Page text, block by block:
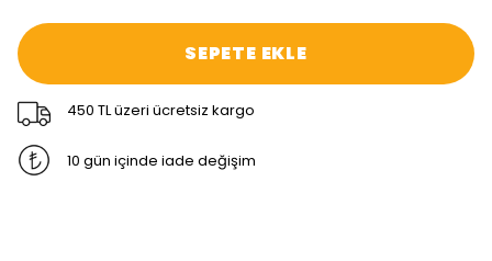
SEPETE EKLE
450 TL üzeri ücretsiz kargo
10 gün içinde iade değişim